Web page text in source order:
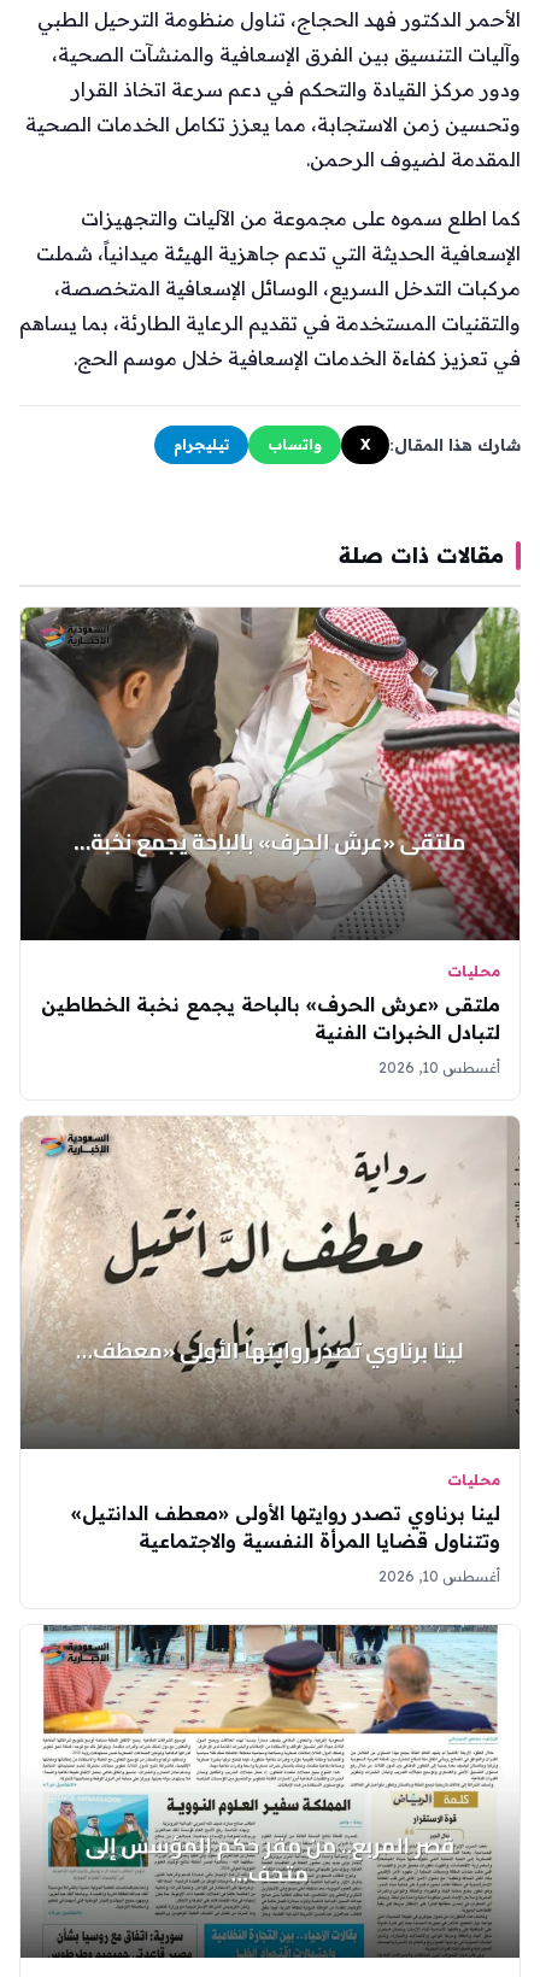
الأحمر الدكتور فهد الحجاج، تناول منظومة الترحيل الطبي
وآليات التنسيق بين الفرق الإسعافية والمنشآت الصحية،
ودور مركز القيادة والتحكم في دعم سرعة اتخاذ القرار
وتحسين زمن الاستجابة، مما يعزز تكامل الخدمات الصحية
المقدمة لضيوف الرحمن.
كما اطلع سموه على مجموعة من الآليات والتجهيزات
الإسعافية الحديثة التي تدعم جاهزية الهيئة ميدانياً، شملت
مركبات التدخل السريع، الوسائل الإسعافية المتخصصة،
والتقنيات المستخدمة في تقديم الرعاية الطارئة، بما يساهم
في تعزيز كفاءة الخدمات الإسعافية خلال موسم الحج.
شارك هذا المقال: X واتساب تيليجرام
مقالات ذات صلة
محليات
ملتقى «عرش الحرف» بالباحة يجمع نخبة الخطاطين
لتبادل الخبرات الفنية
أغسطس 10, 2026
محليات
لينا برناوي تصدر روايتها الأولى «معطف الدانتيل»
وتتناول قضايا المرأة النفسية والاجتماعية
أغسطس 10, 2026